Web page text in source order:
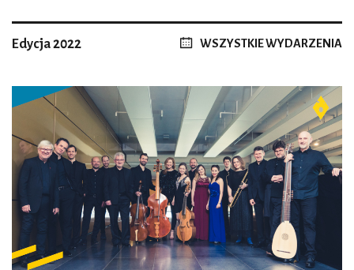
Edycja 2022 WSZYSTKIE WYDARZENIA